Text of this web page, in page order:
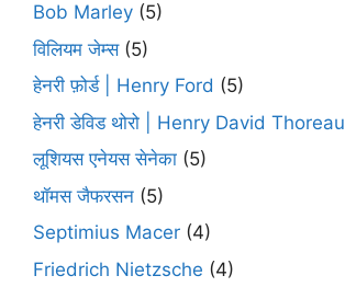
Bob Marley (5)
विलियम जेम्स(5)
हेनरी फ़ोर्ड | Henry Ford (5)
हेनरी डेविड थोरो | Henry David Thoreau
लूशियस एनेयस सेनेका (5)
थॉमस जैफरसन (5)
Septimius Macer (4)
Friedrich Nietzsche (4)